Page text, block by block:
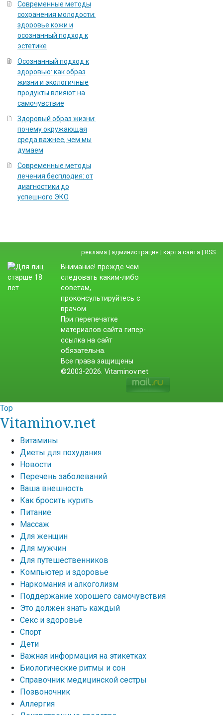
Современные методы
сохранения молодости:
здоровье кожи и
осознанный подход к
эстетике
Осознанный подход к
здоровью: как образ
жизни и экологичные
продукты влияют на
самочувствие
Здоровый образ жизни:
почему окружающая
среда важнее, чем мы
думаем
Современные методы
лечения бесплодия: от
диагностики до
успешного ЭКО
реклама | администрация | карта сайта | RSS
Внимание! прежде чем
следовать каким-либо
советам,
проконсультируйтесь с
врачом.
При перепечатке
материалов сайта гипер-
ссылка на сайт
обязательна.
Все права защищены
©2003-2026. Vitaminov.net
Top
Vitaminov.net
Витамины
Диеты для похудания
Новости
Перечень заболеваний
Ваша внешность
Как бросить курить
Питание
Массаж
Для женщин
Для мужчин
Для путешественников
Компьютер и здоровье
Наркомания и алкоголизм
Поддержание хорошего самочувствия
Это должен знать каждый
Секс и здоровье
Спорт
Дети
Важная информация на этикетках
Биологические ритмы и сон
Справочник медицинской сестры
Позвоночник
Аллергия